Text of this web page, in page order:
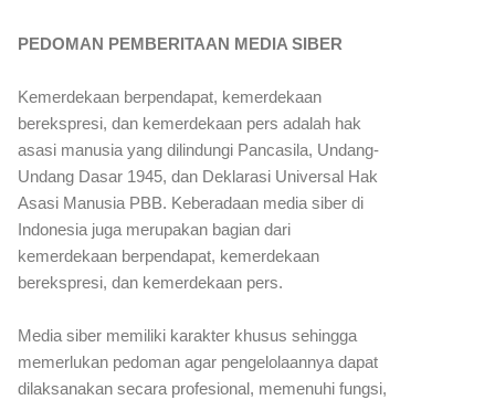
PEDOMAN PEMBERITAAN MEDIA SIBER
Kemerdekaan berpendapat, kemerdekaan
berekspresi, dan kemerdekaan pers adalah hak
asasi manusia yang dilindungi Pancasila, Undang-
Undang Dasar 1945, dan Deklarasi Universal Hak
Asasi Manusia PBB. Keberadaan media siber di
Indonesia juga merupakan bagian dari
kemerdekaan berpendapat, kemerdekaan
berekspresi, dan kemerdekaan pers.
Media siber memiliki karakter khusus sehingga
memerlukan pedoman agar pengelolaannya dapat
dilaksanakan secara profesional, memenuhi fungsi,